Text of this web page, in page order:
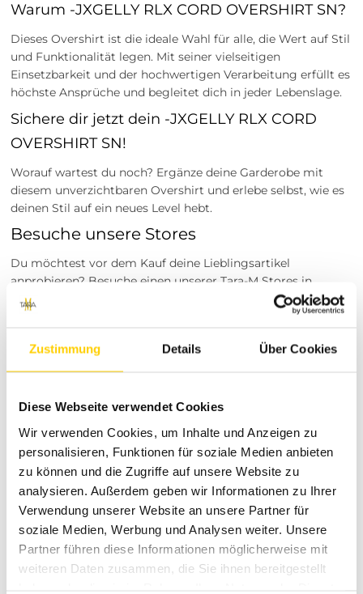
Zustimmung Details Über Cookies
Diese Webseite verwendet Cookies
Wir verwenden Cookies, um Inhalte und Anzeigen zu
personalisieren, Funktionen für soziale Medien anbieten
zu können und die Zugriffe auf unsere Website zu
analysieren. Außerdem geben wir Informationen zu Ihrer
Verwendung unserer Website an unsere Partner für
soziale Medien, Werbung und Analysen weiter. Unsere
Partner führen diese Informationen möglicherweise mit
weiteren Daten zusammen, die Sie ihnen bereitgestellt
Warum -JXGELLY RLX CORD OVERSHIRT SN?
Dieses Overshirt ist die ideale Wahl für alle, die Wert auf Stil
und Funktionalität legen. Mit seiner vielseitigen
Einsetzbarkeit und der hochwertigen Verarbeitung erfüllt es
höchste Ansprüche und begleitet dich in jeder Lebenslage.
Sichere dir jetzt dein -JXGELLY RLX CORD
OVERSHIRT SN!
Worauf wartest du noch? Ergänze deine Garderobe mit
diesem unverzichtbaren Overshirt und erlebe selbst, wie es
deinen Stil auf ein neues Level hebt.
Besuche unsere Stores
Du möchtest vor dem Kauf deine Lieblingsartikel
anprobieren? Besuche einen unserer Tara-M Stores in
Dinslaken, Borken, Rheine, Herne, Bocholt, Coesfeld,
vereint. Wir bieten eine breite Auswahl an trendigen
Kleidungsstücken für Damen und Herren, die deinen
persönlichen Stil unterstreichen und dich in jeder Situation
perfekt kleiden. Unser engagiertes Team legt großen Wert
auf Qualität, Nachhaltigkeit und Kundenzufriedenheit, um
dir ein herausragendes Einkaufserlebnis zu bieten.
Unsere Versand- und Rückgabebedingungen
Wir liefern dein neues Lieblingsstück für nur 4,99 €
innerhalb Deutschlands direkt zu dir nach Hause. Solltest du